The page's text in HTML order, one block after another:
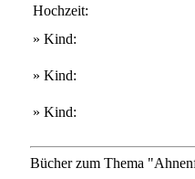
Hochzeit:
» Kind:
» Kind:
» Kind:
Bücher zum Thema